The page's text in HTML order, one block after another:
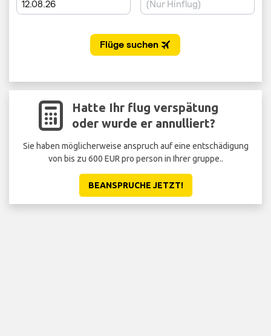
Hatte Ihr flug verspätung
oder wurde er annulliert?
Sie haben möglicherweise anspruch auf eine entschädigung
von bis zu 600 EUR pro person in Ihrer gruppe..
BEANSPRUCHE JETZT!